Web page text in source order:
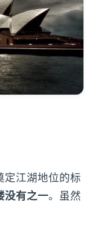
定江湖地位的标
没有之一。虽然